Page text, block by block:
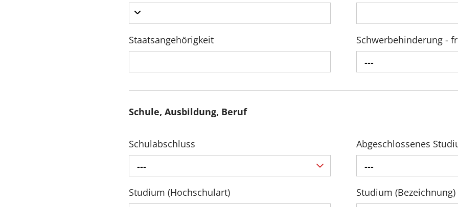
Staatsangehörigkeit
Schwerbehinderung -
---
Schule, Ausbildung, Beruf
Schulabschluss
---
Abgeschlossenes
---
Studium (Hochschulart)
Studium (Bezeichnung)